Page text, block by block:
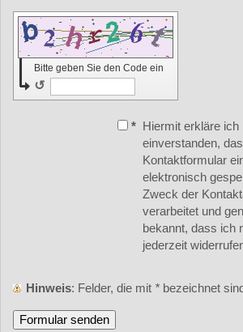
Bitte geben Sie den Code ein
↺
* Hiermit erkläre ich
einverstanden,
Kontaktformular
elektronisch
Zweck der
verarbeitet und
bekannt, dass ich
jederzeit
Hinweis : Felder, die mit * bezeichnet